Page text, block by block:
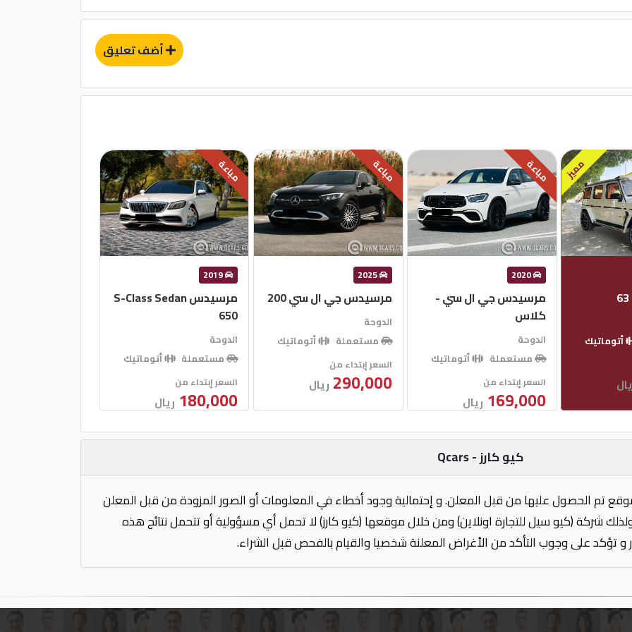
أضف تعليق
مميز
أتوماتيك
مباعة
2020
مرسيدس جي ال سي -
كلاس
الدوحة
مستعملة
أتوماتيك
السعر إبتداء من
169,000 ريال
مباعة
2025
مرسيدس جي ال سي 200
الدوحة
مستعملة
أتوماتيك
السعر إبتداء من
290,000 ريال
مباعة
2019
مرسيدس S-Class Sedan
650
الدوحة
مستعملة
أتوماتيك
السعر إبتداء من
180,000 ريال
كيو كارز - Qcars
تم الحصول عليها من قبل المعلن. و إحتمالية وجود أخطاء في المعلومات أو الصور المزودة من قبل المعلن
شركة (كيو سيل للتجارة اونلاين) ومن خلال موقعها (كيو كارز) لا تحمل أي مسؤولية أو تتحمل نتائج هذه
و تؤكد على وجوب التأكد من الأغراض المعلنة شخصيا والقيام بالفحص قبل الشراء.